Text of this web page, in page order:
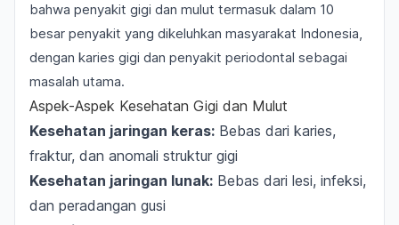
bahwa penyakit gigi dan mulut termasuk dalam 10
besar penyakit yang dikeluhkan masyarakat Indonesia,
dengan karies gigi dan penyakit periodontal sebagai
masalah utama.
Aspek-Aspek Kesehatan Gigi dan Mulut
Kesehatan jaringan keras: Bebas dari karies,
fraktur, dan anomali struktur gigi
Kesehatan jaringan lunak: Bebas dari lesi, infeksi,
dan peradangan gusi